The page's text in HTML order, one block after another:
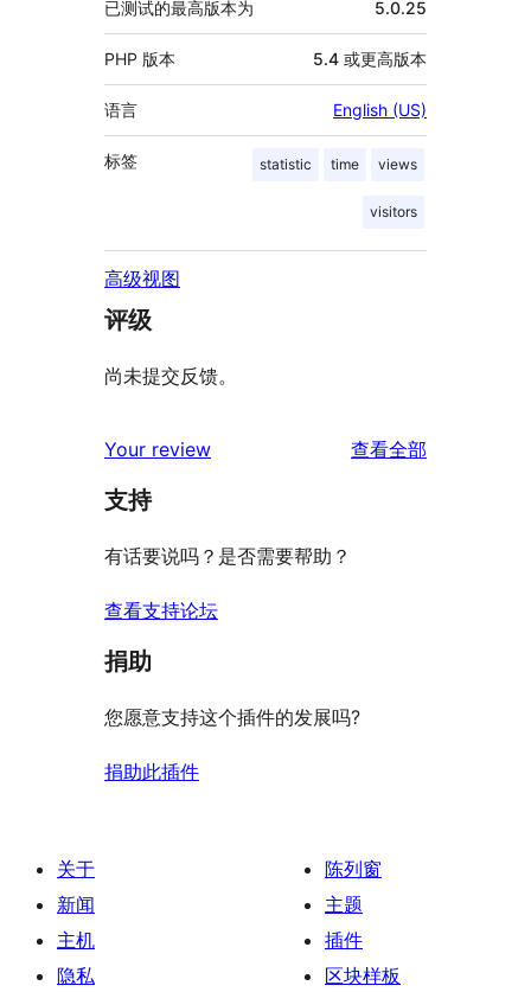
已测试的最高版本为 5.0.25
PHP 版本 5.4 或更高版本
语言 English (US)
标签 statistic time views
visitors
高级视图
评级
尚未提交反馈。
Your review 查看全部
支持
有话要说吗？是否需要帮助？
查看支持论坛
捐助
您愿意支持这个插件的发展吗?
捐助此插件
关于
新闻
主机
隐私
陈列窗
主题
插件
区块样板